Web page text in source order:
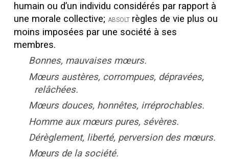
humain ou d’un individu considérés par rapport à
une morale collective; absolt règles de vie plus ou
moins imposées par une société à ses
membres.
Bonnes, mauvaises mœurs.
Mœurs austères, corrompues, dépravées,
relâchées.
Mœurs douces, honnêtes, irréprochables.
Homme aux mœurs pures, sévères.
Dérèglement, liberté, perversion des mœurs.
Mœurs de la société.